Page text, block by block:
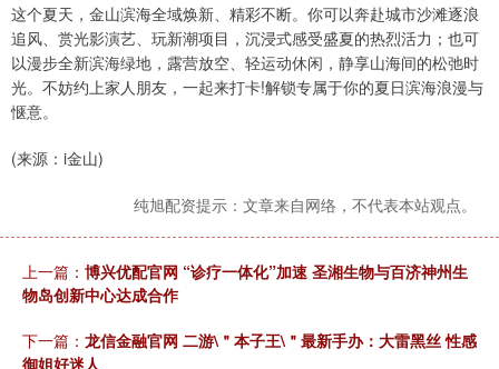
这个夏天，金山滨海全域焕新、精彩不断。你可以奔赴城市沙滩逐浪
追风、赏光影演艺、玩新潮项目，沉浸式感受盛夏的热烈活力；也可
以漫步全新滨海绿地，露营放空、轻运动休闲，静享山海间的松弛时
光。不妨约上家人朋友，一起来打卡!解锁专属于你的夏日滨海浪漫与
惬意。
(来源：i金山)
纯旭配资提示：文章来自网络，不代表本站观点。
上一篇： 博兴优配官网 “诊疗一体化”加速 圣湘生物与百济神州生
物岛创新中心达成合作
下一篇： 龙信金融官网 二游\＂本子王\＂最新手办：大雷黑丝 性感
御姐好迷人